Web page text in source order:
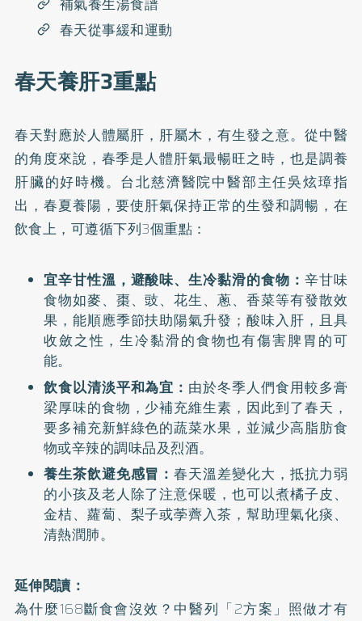
春天從事緩和運動
春天養肝3重點
春天對應於人體屬肝，肝屬木，有生發之意。從中醫
的角度來說，春季是人體肝氣最暢旺之時，也是調養
肝臟的好時機。台北慈濟醫院中醫部主任吳炫璋指
出，春夏養陽，要使肝氣保持正常的生發和調暢，在
飲食上，可遵循下列3個重點：
宜辛甘性溫，避酸味、生冷黏滑的食物： 辛甘味
食物如麥、棗、豉、花生、蔥、香菜等有發散效
果，能順應季節扶助陽氣升發；酸味入肝，且具
收斂之性，生冷黏滑的食物也有傷害脾胃的可
能。
飲食以清淡平和為宜： 由於冬季人們食用較多膏
梁厚味的食物，少補充維生素，因此到了春天，
要多補充新鮮綠色的蔬菜水果，並減少高脂肪食
物或辛辣的調味品及烈酒。
養生茶飲避免感冒：春天溫差變化大，抵抗力弱
的小孩及老人除了注意保暖，也可以煮橘子皮、
金桔、蘿蔔、梨子或荸薺入茶，幫助理氣化痰、
清熱潤肺。
延伸閱讀：
為什麼168斷食會沒效？中醫列「2方案」照做才有